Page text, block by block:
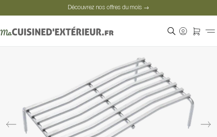
Découvrez nos offres du mois →